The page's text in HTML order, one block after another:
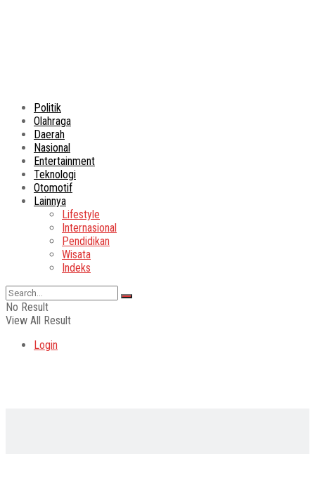
Politik
Olahraga
Daerah
Nasional
Entertainment
Teknologi
Otomotif
Lainnya
Lifestyle
Internasional
Pendidikan
Wisata
Indeks
No Result
View All Result
Login